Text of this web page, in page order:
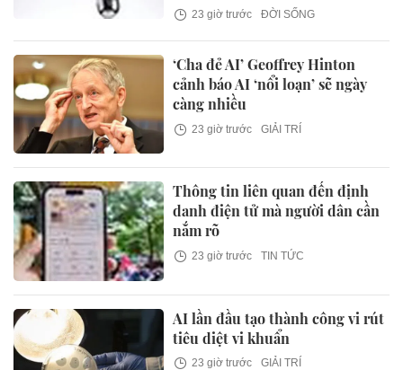
23 giờ trước ĐỜI SỐNG
‘Cha đẻ AI’ Geoffrey Hinton
cảnh báo AI ‘nổi loạn’ sẽ ngày
càng nhiều
23 giờ trước GIẢI TRÍ
Thông tin liên quan đến định
danh điện tử mà người dân cần
nắm rõ
23 giờ trước TIN TỨC
AI lần đầu tạo thành công vi rút
tiêu diệt vi khuẩn
23 giờ trước GIẢI TRÍ